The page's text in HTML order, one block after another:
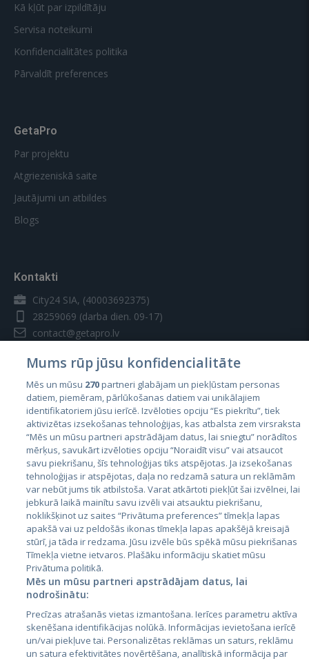
Kā kļūt par izpildītāju
Servisa noteikumi
Konfidencialitātes politika
Pārvaldīt preferences
GetaPro
Par projektu
Atgriezeniskā saite
Jautājumi un atbildes
Blogs
Kontakti
City24 SIA, (40003692375)
28259069 (darba dien. 09-17)
contact@getapro.lv
Valstis
Igaunija
Latvija
Lietuva
City24.lv
City24.ee
GetaPro.lv
GetaPro.ee
CVbankas.lt
Kainos.lt
Paslaugos.lt
auto24.ee
Mums rūp jūsu konfidencialitāte
Mēs un mūsu 270partneri glabājam un piekļūstam personas
datiem, piemēram, pārlūkošanas datiem vai unikālajiem
identifikatoriem jūsu ierīcē. Izvēloties opciju “Es piekrītu”, tiek
aktivizētas izsekošanas tehnoloģijas, kas atbalsta zem virsraksta
“Mēs un mūsu partneri apstrādājam datus, lai sniegtu” norādītos
mērķus, savukārt izvēloties opciju “Noraidīt visu” vai atsaucot
savu piekrišanu, šīs tehnoloģijas tiks atspējotas. Ja izsekošanas
tehnoloģijas ir atspējotas, daļa no redzamā satura un reklāmām
var nebūt jums tik atbilstoša. Varat atkārtoti piekļūt šai izvēlnei, lai
jebkurā laikā mainītu savu izvēli vai atsauktu piekrišanu,
noklikšķinot uz saites “Privātuma preferences” tīmekļa lapas
apakšā vai uz peldošās ikonas tīmekļa lapas apakšējā kreisajā
stūrī, ja tāda ir redzama. Jūsu izvēle būs spēkā mūsu piekrišanas
Tīmekļa vietne ietvaros. Plašāku informāciju skatiet mūsu
Privātuma politikā.
Mēs un mūsu partneri apstrādājam datus, lai
nodrošinātu:
Precīzas atrašanās vietas izmantošana. Ierīces parametru aktīva
skenēšana identifikācijas nolūkā. Informācijas ievietošana ierīcē
un/vai piekļuve tai. Personalizētas reklāmas un saturs, reklāmu
un satura efektivitātes novērtēšana, analītiskā informācija par